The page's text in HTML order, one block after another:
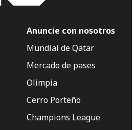
Anuncie con nosotros
Mundial de Qatar
Mercado de pases
Olimpia
Cerro Porteño
Champions League